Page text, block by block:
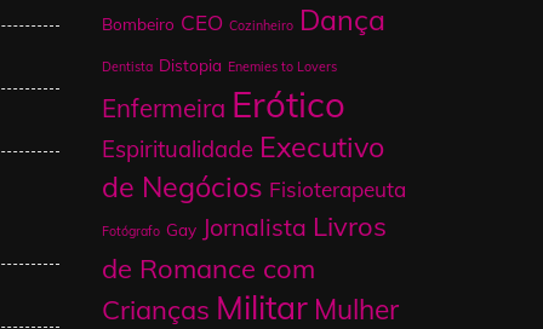
Bombeiro CEO Cozinheiro Dança
Dentista Distopia Enemies to Lovers
Enfermeira Erótico
Espiritualidade Executivo
de Negócios Fisioterapeuta
Fotógrafo Gay Jornalista Livros
de Romance com
Crianças Militar Mulher